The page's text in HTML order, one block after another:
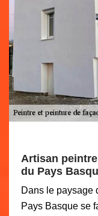
Artisan
du Pays
Dans le paysage
Pays Basque se